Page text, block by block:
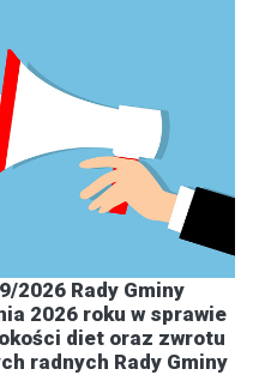
2026 Rady Gminy
2026 roku w sprawie
diet oraz zwrotu
radnych Rady Gminy